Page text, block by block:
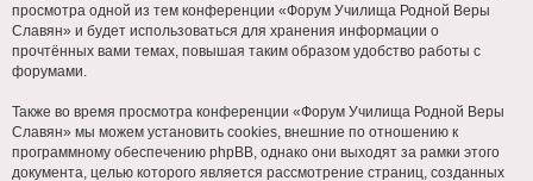
просмотра одной из тем конференции «Форум Училища Родной Веры
Славян» и будет использоваться для хранения информации о
прочтённых вами темах, повышая таким образом удобство работы с
форумами.
Также во время просмотра конференции «Форум Училища Родной Веры
Славян» мы можем установить cookies, внешние по отношению к
программному обеспечению phpBB, однако они выходят за рамки этого
документа, целью которого является рассмотрение страниц, созданных